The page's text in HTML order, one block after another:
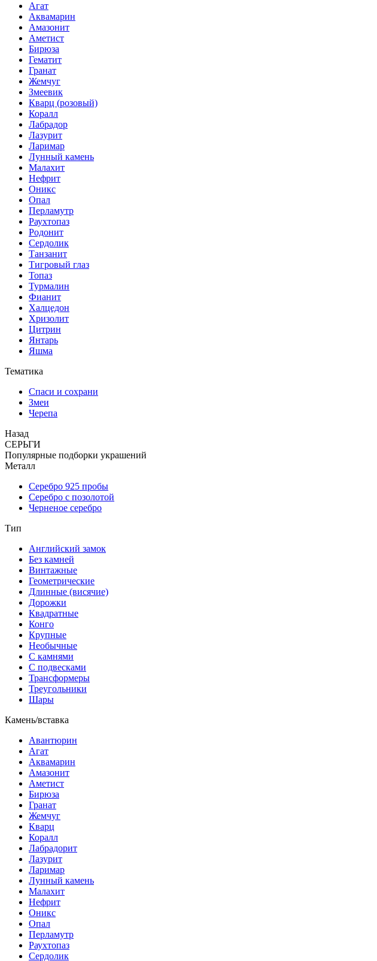
Агат
Аквамарин
Амазонит
Аметист
Бирюза
Гематит
Гранат
Жемчуг
Змеевик
Кварц (розовый)
Коралл
Лабрадор
Лазурит
Ларимар
Лунный камень
Малахит
Нефрит
Оникс
Опал
Перламутр
Раухтопаз
Родонит
Сердолик
Танзанит
Тигровый глаз
Топаз
Турмалин
Фианит
Халцедон
Хризолит
Цитрин
Янтарь
Яшма
Тематика
Спаси и сохрани
Змеи
Черепа
Назад
СЕРЬГИ
Популярные подборки украшений
Металл
Серебро 925 пробы
Серебро с позолотой
Черненое серебро
Тип
Английский замок
Без камней
Винтажные
Геометрические
Длинные (висячие)
Дорожки
Квадратные
Конго
Крупные
Необычные
С камнями
С подвесками
Трансформеры
Треугольники
Шары
Камень/вставка
Авантюрин
Агат
Аквамарин
Амазонит
Аметист
Бирюза
Гранат
Жемчуг
Кварц
Коралл
Лабрадорит
Лазурит
Ларимар
Лунный камень
Малахит
Нефрит
Оникс
Опал
Перламутр
Раухтопаз
Сердолик